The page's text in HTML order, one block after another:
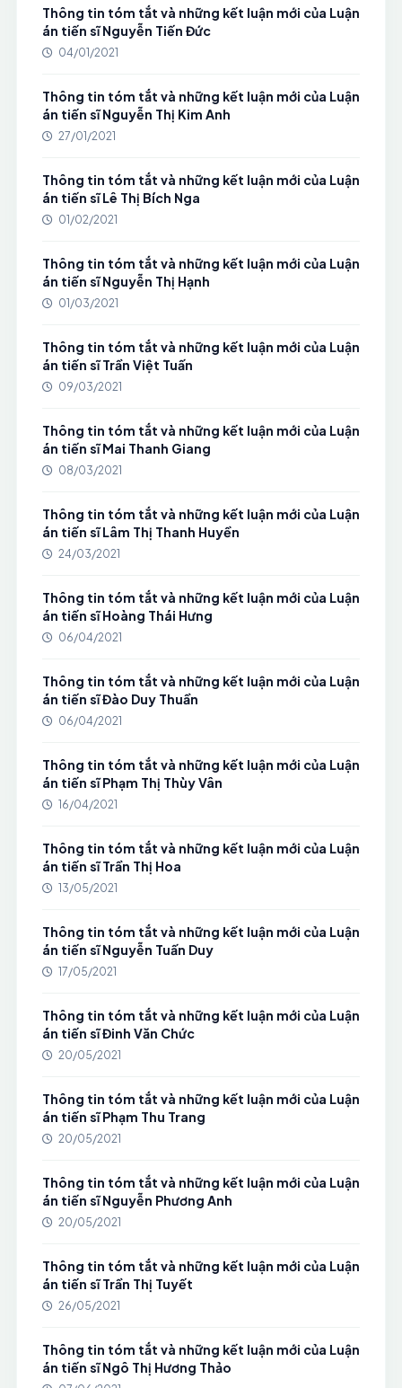
Thông tin tóm tắt và những kết luận mới của Luận
án tiến sĩ Nguyễn Tiến Đức
04/01/2021
Thông tin tóm tắt và những kết luận mới của Luận
án tiến sĩ Nguyễn Thị Kim Anh
27/01/2021
Thông tin tóm tắt và những kết luận mới của Luận
án tiến sĩ Lê Thị Bích Nga
01/02/2021
Thông tin tóm tắt và những kết luận mới của Luận
án tiến sĩ Nguyễn Thị Hạnh
01/03/2021
Thông tin tóm tắt và những kết luận mới của Luận
án tiến sĩ Trần Việt Tuấn
09/03/2021
Thông tin tóm tắt và những kết luận mới của Luận
án tiến sĩ Mai Thanh Giang
08/03/2021
Thông tin tóm tắt và những kết luận mới của Luận
án tiến sĩ Lâm Thị Thanh Huyền
24/03/2021
Thông tin tóm tắt và những kết luận mới của Luận
án tiến sĩ Hoàng Thái Hưng
06/04/2021
Thông tin tóm tắt và những kết luận mới của Luận
án tiến sĩ Đào Duy Thuần
06/04/2021
Thông tin tóm tắt và những kết luận mới của Luận
án tiến sĩ Phạm Thị Thùy Vân
16/04/2021
Thông tin tóm tắt và những kết luận mới của Luận
án tiến sĩ Trần Thị Hoa
13/05/2021
Thông tin tóm tắt và những kết luận mới của Luận
án tiến sĩ Nguyễn Tuấn Duy
17/05/2021
Thông tin tóm tắt và những kết luận mới của Luận
án tiến sĩ Đinh Văn Chức
20/05/2021
Thông tin tóm tắt và những kết luận mới của Luận
án tiến sĩ Phạm Thu Trang
20/05/2021
Thông tin tóm tắt và những kết luận mới của Luận
án tiến sĩ Nguyễn Phương Anh
20/05/2021
Thông tin tóm tắt và những kết luận mới của Luận
án tiến sĩ Trần Thị Tuyết
26/05/2021
Thông tin tóm tắt và những kết luận mới của Luận
án tiến sĩ Ngô Thị Hương Thảo